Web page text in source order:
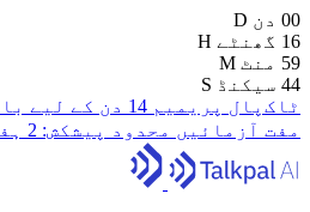
00 دن D
16 گھنٹے H
59 منٹ M
43 سیکنڈ S
ٹاک‌پال پریمیم 14 دن کے لیے بالکل مفت آزمائیں
مفت آزمائیں محدود پیشکش: 2 ہفتوں کے لئے مفت کوشش کریں